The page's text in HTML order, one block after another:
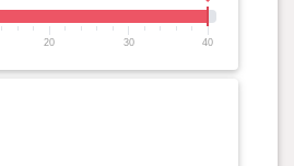
20 30 40